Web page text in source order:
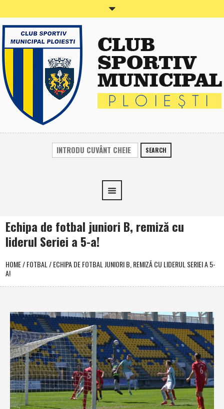
SEARCH
Echipa de fotbal juniori B, remiză cu
liderul Seriei a 5-a!
HOME/FOTBAL/ECHIPA DE FOTBAL JUNIORI B, REMIZĂ CU LIDERUL SERIEI A 5-
A!